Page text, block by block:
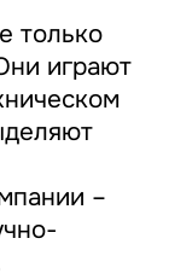
только
играют
–